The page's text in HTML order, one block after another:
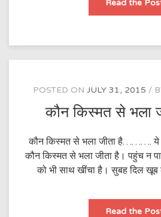
Read the
POSTED ON JULY 31, 2015
कौन किस्मत से भला
कौन किस्मत से भला जीता है……….
कौन किस्मत से भला जीता है। पहुंच न
को भी साथ खींचा है। सुबह दिल
Read the